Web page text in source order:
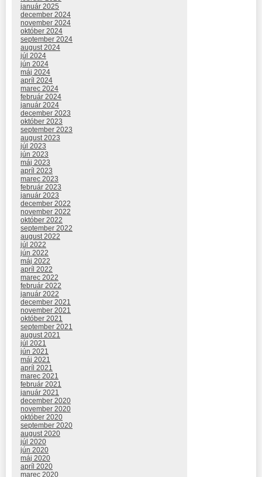
január 2025
december 2024
november 2024
október 2024
september 2024
august 2024
júl 2024
jún 2024
máj 2024
apríl 2024
marec 2024
február 2024
január 2024
december 2023
október 2023
september 2023
august 2023
júl 2023
jún 2023
máj 2023
apríl 2023
marec 2023
február 2023
január 2023
december 2022
november 2022
október 2022
september 2022
august 2022
júl 2022
jún 2022
máj 2022
apríl 2022
marec 2022
február 2022
január 2022
december 2021
november 2021
október 2021
september 2021
august 2021
júl 2021
jún 2021
máj 2021
apríl 2021
marec 2021
február 2021
január 2021
december 2020
november 2020
október 2020
september 2020
august 2020
júl 2020
jún 2020
máj 2020
apríl 2020
marec 2020